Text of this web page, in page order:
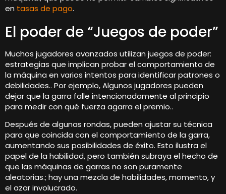
en tasas de pago.
El poder de “Juegos de poder”
Muchos jugadores avanzados utilizan juegos de poder:
estrategias que implican probar el comportamiento de
la máquina en varios intentos para identificar patrones o
debilidades.. Por ejemplo, Algunos jugadores pueden
dejar que la garra falle intencionadamente al principio
para medir con qué fuerza agarra el premio..
Después de algunas rondas, pueden ajustar su técnica
para que coincida con el comportamiento de la garra,
aumentando sus posibilidades de éxito. Esto ilustra el
papel de la habilidad, pero también subraya el hecho de
que las máquinas de garras no son puramente
aleatorias.; hay una mezcla de habilidades, momento, y
el azar involucrado.